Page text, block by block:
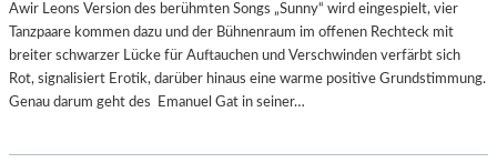
Awir Leons Version des berühmten Songs „Sunny“ wird eingespielt, vier
Tanzpaare kommen dazu und der Bühnenraum im offenen Rechteck mit
breiter schwarzer Lücke für Auftauchen und Verschwinden verfärbt sich
Rot, signalisiert Erotik, darüber hinaus eine warme positive Grundstimmung.
Genau darum geht des Emanuel Gat in seiner…